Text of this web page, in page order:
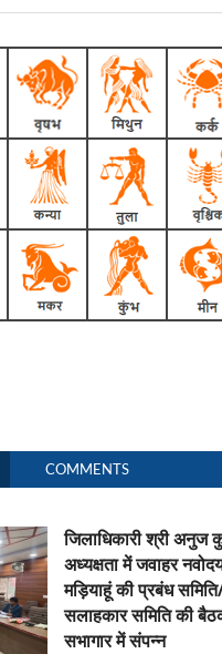
COMMENTS
जिलाधिकारी श्री अनुज
अध्यक्षता में जवाहर
मड़ियाहूं की प्रबंध
सलाहकार समिति की
सभागार में संपन्न